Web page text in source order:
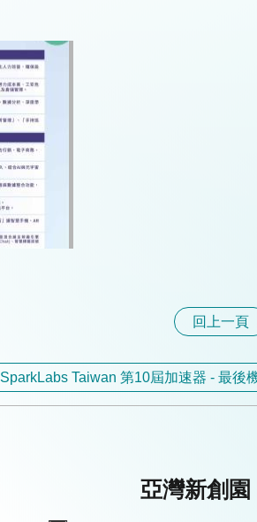
回上一頁
SparkLabs Taiwan 第10屆加速器 - 最後
亞灣新創園